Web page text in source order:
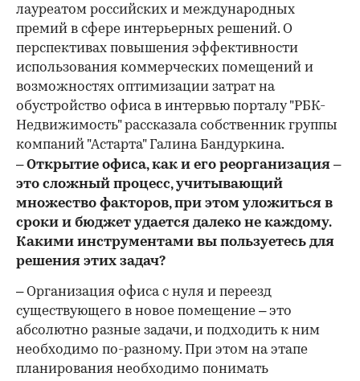
лауреатом российских и международных
премий в сфере интерьерных решений. О
перспективах повышения эффективности
использования коммерческих помещений и
возможностях оптимизации затрат на
обустройство офиса в интервью порталу "РБК-
Недвижимость" рассказала собственник группы
компаний "Астарта" Галина Бандуркина.
– Открытие офиса, как и его реорганизация –
это сложный процесс, учитывающий
множество факторов, при этом уложиться в
сроки и бюджет удается далеко не каждому.
Какими инструментами вы пользуетесь для
решения этих задач?
– Организация офиса с нуля и переезд
существующего в новое помещение – это
абсолютно разные задачи, и подходить к ним
необходимо по-разному. При этом на этапе
планирования необходимо понимать